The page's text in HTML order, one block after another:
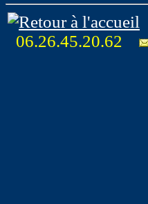
06.26.45.20.62